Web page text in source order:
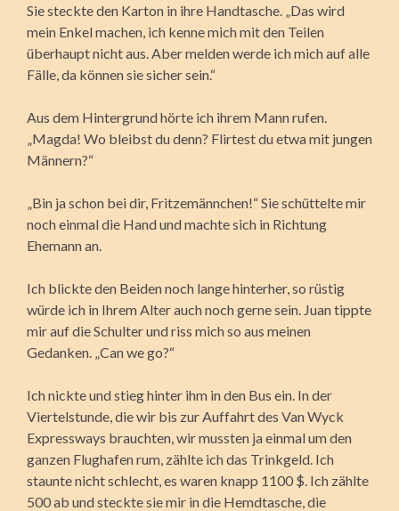
Sie steckte den Karton in ihre Handtasche. „Das wird
mein Enkel machen, ich kenne mich mit den Teilen
überhaupt nicht aus. Aber melden werde ich mich auf alle
Fälle, da können sie sicher sein.“
Aus dem Hintergrund hörte ich ihrem Mann rufen.
„Magda! Wo bleibst du denn? Flirtest du etwa mit jungen
Männern?“
„Bin ja schon bei dir, Fritzemännchen!“ Sie schüttelte mir
noch einmal die Hand und machte sich in Richtung
Ehemann an.
Ich blickte den Beiden noch lange hinterher, so rüstig
würde ich in Ihrem Alter auch noch gerne sein. Juan tippte
mir auf die Schulter und riss mich so aus meinen
Gedanken. „Can we go?“
Ich nickte und stieg hinter ihm in den Bus ein. In der
Viertelstunde, die wir bis zur Auffahrt des Van Wyck
Expressways brauchten, wir mussten ja einmal um den
ganzen Flughafen rum, zählte ich das Trinkgeld. Ich
staunte nicht schlecht, es waren knapp 1100 $. Ich zählte
500 ab und steckte sie mir in die Hemdtasche, die